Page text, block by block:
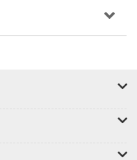
回教的貴婦人，甘願
視的「米飯基督徒」
勝的真實故事，值得